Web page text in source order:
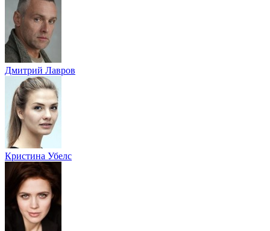
Дмитрий Лавров
Кристина Убелс